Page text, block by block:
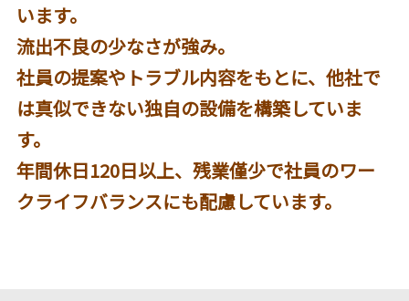
います。
流出不良の少なさが強み。
社員の提案やトラブル内容をもとに、他社で
は真似できない独自の設備を構築していま
す。
年間休日120日以上、残業僅少で社員のワー
クライフバランスにも配慮しています。